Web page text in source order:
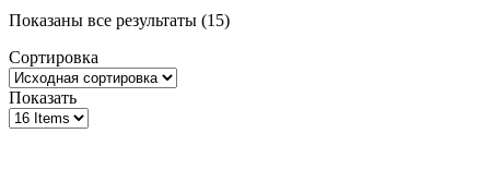
Показаны все результаты (15)
Сортировка
Показать